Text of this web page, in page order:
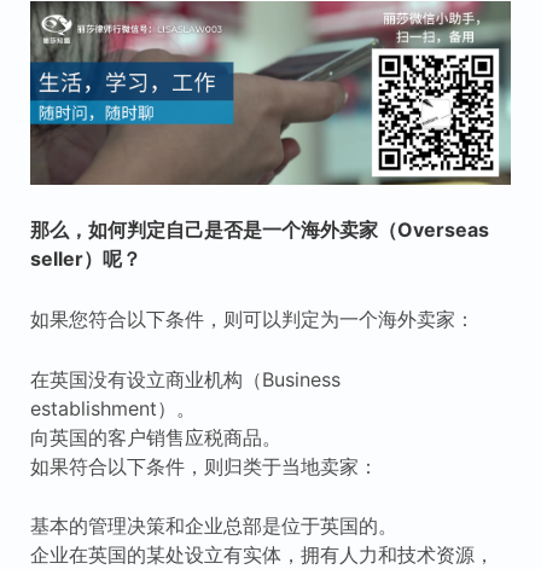
那么，如何判定自己是否是一个海外卖家（Overseas
seller）呢？
如果您符合以下条件，则可以判定为一个海外卖家：
在英国没有设立商业机构（Business
establishment）。
向英国的客户销售应税商品。
如果符合以下条件，则归类于当地卖家：
基本的管理决策和企业总部是位于英国的。
企业在英国的某处设立有实体，拥有人力和技术资源，